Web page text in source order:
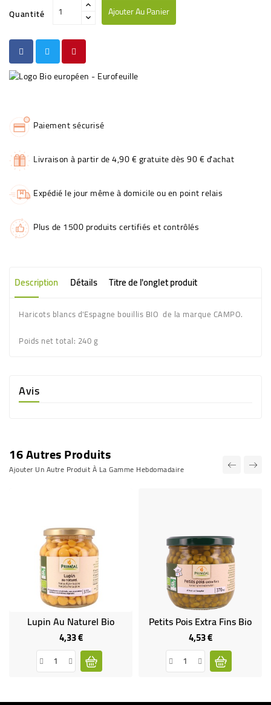
Quantité Ajouter Au Panier
Paiement sécurisé
Livraison à partir de 4,90 € gratuite dès 90 € d'achat
Expédié le jour même à domicile ou en point relais
Plus de 1500 produits certifiés et contrôlés
Description Détails Titre de l'onglet produit
Haricots blancs d'Espagne bouillis BIO de la marque CAMPO.
Poids net total: 240 g
Avis
16 Autres Produits
Ajouter Un Autre Produit À La Gamme Hebdomadaire
Lupin Au Naturel Bio
4,33 €Prix
Petits Pois Extra Fins Bio
4,53 €Prix